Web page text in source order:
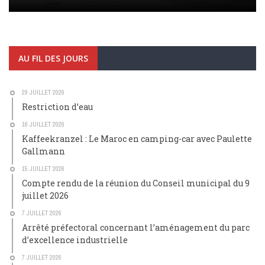
AU FIL DES JOURS
29 JUILLET 2026
Restriction d’eau
16 JUILLET 2026
Kaffeekranzel : Le Maroc en camping-car avec Paulette
Gallmann
15 JUILLET 2026
Compte rendu de la réunion du Conseil municipal du 9
juillet 2026
7 JUILLET 2026
Arrêté préfectoral concernant l’aménagement du parc
d’excellence industrielle
7 JUILLET 2026